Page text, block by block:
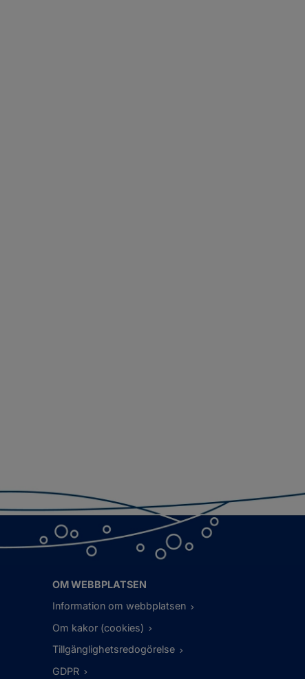
OM WEBBPLATSEN
Information om webbplatsen
Om kakor (cookies)
Tillgänglighetsredogörelse
GDPR